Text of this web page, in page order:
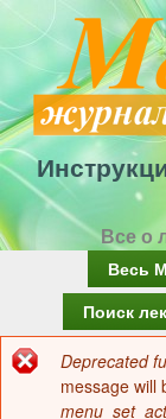
Все о
а
в
Весь
Поиск
Deprecated
message will